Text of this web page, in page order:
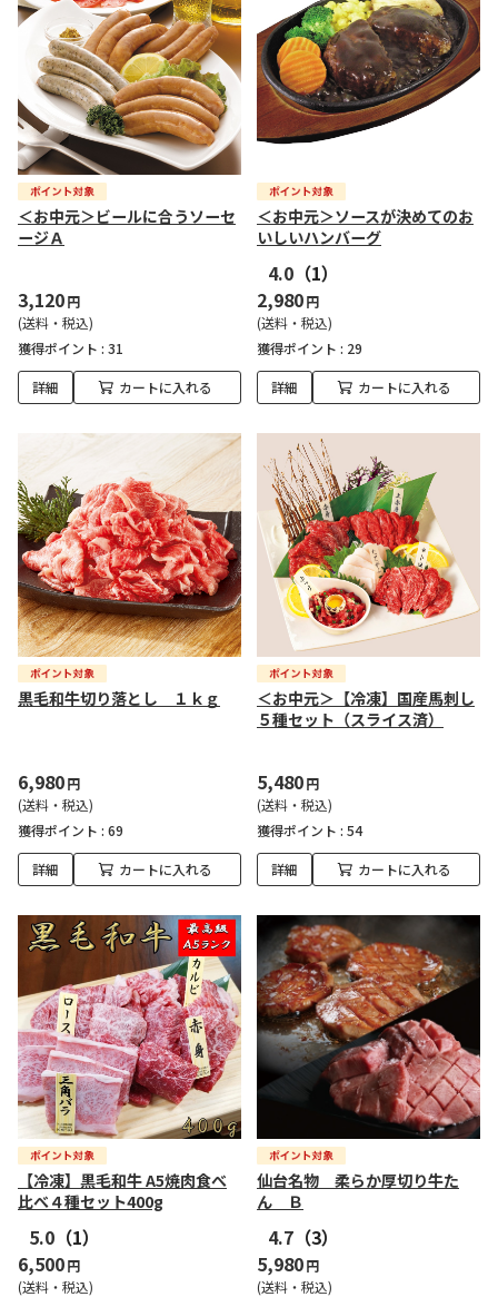
＜お中元＞ビールに合うソーセ
ージＡ
3,120円
(送料・税込)
獲得ポイント : 31
詳細 カートに入れる
＜お中元＞ソースが決めてのお
いしいハンバーグ
4.0 （1）
2,980円
(送料・税込)
獲得ポイント : 29
詳細 カートに入れる
黒毛和牛切り落とし １ｋｇ
6,980円
(送料・税込)
獲得ポイント : 69
詳細 カートに入れる
＜お中元＞【冷凍】国産馬刺し
５種セット（スライス済）
5,480円
(送料・税込)
獲得ポイント : 54
詳細 カートに入れる
【冷凍】黒毛和牛 A5焼肉食べ
比べ４種セット400g
5.0 （1）
6,500円
(送料・税込)
仙台名物 柔らか厚切り牛た
ん Ｂ
4.7 （3）
5,980円
(送料・税込)